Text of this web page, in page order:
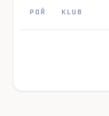
POŘ KLUB